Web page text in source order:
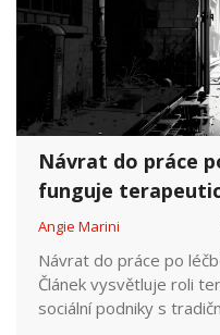
Návrat do práce
funguje
reintegrace
Angie Marini
Návrat do práce po
Článek vysvětluje roli
sociální podniky s